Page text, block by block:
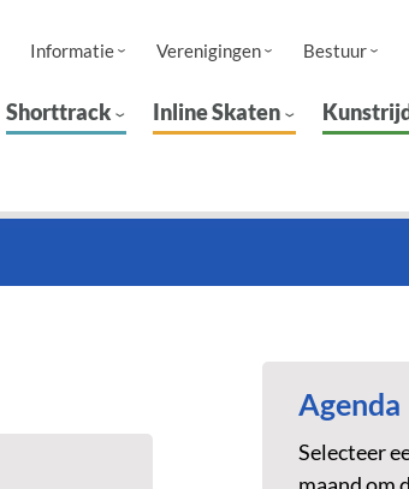
Informatie Verenigingen Bestuur
Shorttrack Inline Skaten
Agenda
Selecteer
maand om